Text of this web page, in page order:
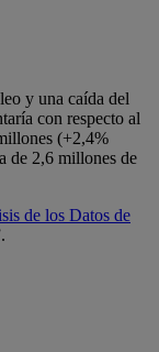
y una caída del
con respecto al
(+2,4%
de 2,6 millones de
de los Datos de